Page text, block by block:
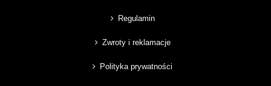
Regulamin
Zwroty i reklamacje
Polityka prywatności